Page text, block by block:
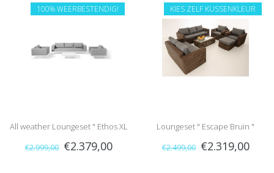
100% WEERBESTENDIG!
All weather Loungeset " Ethos XL
Grijs "
€2.999,00 €2.379,00
KIES ZELF KUSSENKLEUR
Loungeset " Escape Bruin "
€2.499,00 €2.319,00